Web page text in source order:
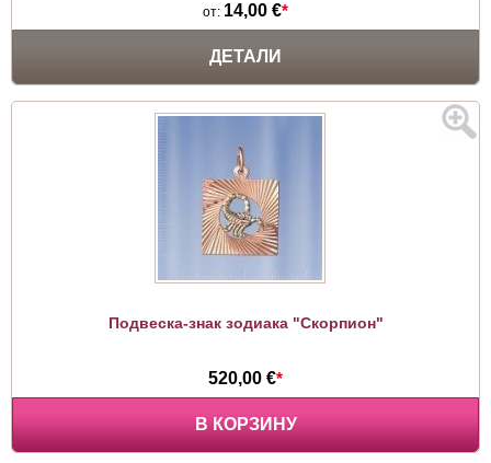
от: 14,00 €*
ДЕТАЛИ
Подвеска-знак зодиака "Скорпион"
520,00 €*
В КОРЗИНУ